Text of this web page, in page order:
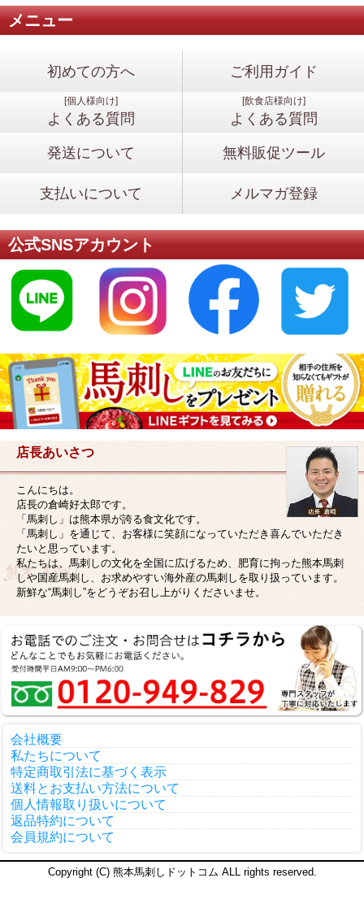
メニュー
初めての方へ ご利用ガイド
[個人様向け]
よくある質問
[飲食店様向け]
よくある質問
発送について 無料販促ツール
支払いについて メルマガ登録
公式SNSアカウント
店長あいさつ
こんにちは。
店長の倉崎好太郎です。
「馬刺し」は熊本県が誇る食文化です。
「馬刺し」を通じて、お客様に笑顔になっていただき喜んでいただき
たいと思っています。
私たちは、馬刺しの文化を全国に広げるため、肥育に拘った熊本馬刺
しや国産馬刺し、お求めやすい海外産の馬刺しを取り扱っています。
新鮮な“馬刺し”をどうぞお召し上がりくださいませ。
会社概要
私たちについて
特定商取引法に基づく表示
送料とお支払い方法について
個人情報取り扱いについて
返品特約について
会員規約について
Copyright (C) 熊本馬刺しドットコム ALL rights reserved.